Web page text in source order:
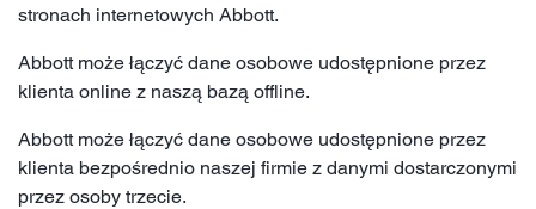
stronach internetowych Abbott.
Abbott może łączyć dane osobowe udostępnione przez
klienta online z naszą bazą offline.
Abbott może łączyć dane osobowe udostępnione przez
klienta bezpośrednio naszej firmie z danymi dostarczonymi
przez osoby trzecie.